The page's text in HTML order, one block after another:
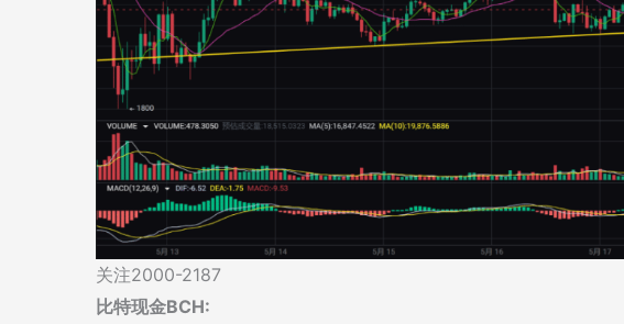
关注2000-2187
比特现金BCH: